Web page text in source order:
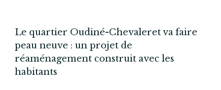
du
Le quartier Oudiné-Chevaleret va faire
peau neuve : un projet de
réaménagement construit avec les
habitants